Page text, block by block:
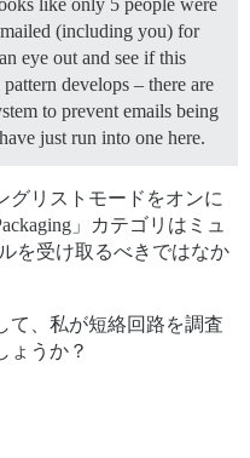
like only 5 people were
(including you) for
eye out and see if this
develops – there are
to prevent emails being
just run into one here.
グリストモードをオンに
」カテゴリはミュ
を受け取るべきではなか
て、私が短絡回路を調査
ょうか？